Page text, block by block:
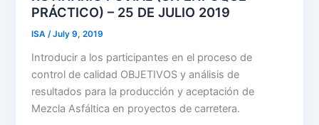
PRÁCTICO) – 25 DE JULIO 2019
ISA/July 9, 2019
Introducir a los participantes en el proceso de
control de calidad OBJETIVOS y análisis de
resultados para la producción y aceptación de
Mezcla Asfáltica en proyectos de carretera.